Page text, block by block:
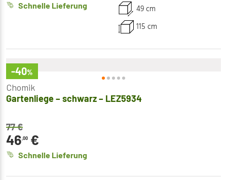
Schnelle Lieferung
49 cm
115 cm
-40%
Chomik
Gartenliege – schwarz – LEZ5934
77€
46,00 €
Schnelle Lieferung